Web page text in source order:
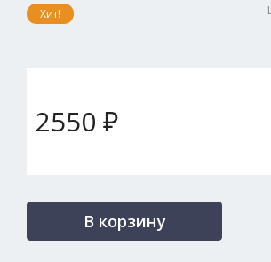
Хит!
2550 ₽
В корзину